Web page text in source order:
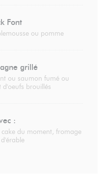
Font
ou pomme
grillé
ou saumon fumé ou
brouillés
:
du moment, fromage